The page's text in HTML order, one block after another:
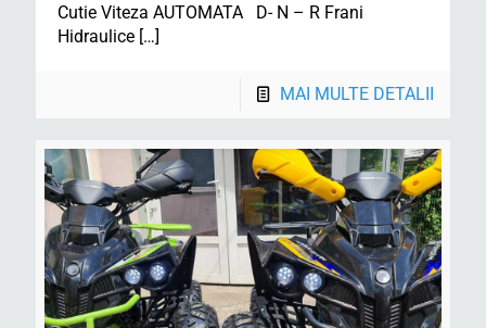
Cutie Viteza AUTOMATA D- N – R Frani
Hidraulice […]
MAI MULTE DETALII